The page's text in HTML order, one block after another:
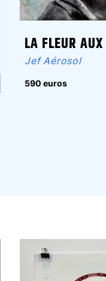
LA FLEUR
Jef Aérosol
590 euros